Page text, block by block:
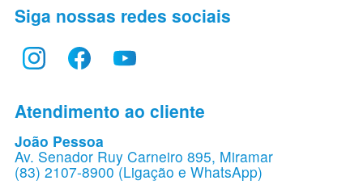
Siga nossas redes sociais
Atendimento ao cliente
João Pessoa
Av. Senador Ruy Carneiro 895, Miramar
(83) 2107-8900 (Ligação e WhatsApp)